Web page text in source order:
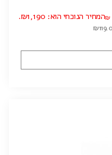
₪המחיר הנוכחי הוא: ₪1,190.